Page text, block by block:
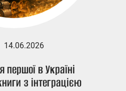
14.06.2026
першої в Україні
з інтеграцією